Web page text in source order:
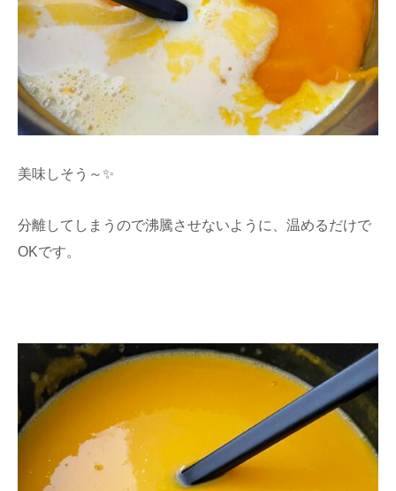
美味しそう～✨
分離してしまうので沸騰させないように、温めるだけで
OKです。